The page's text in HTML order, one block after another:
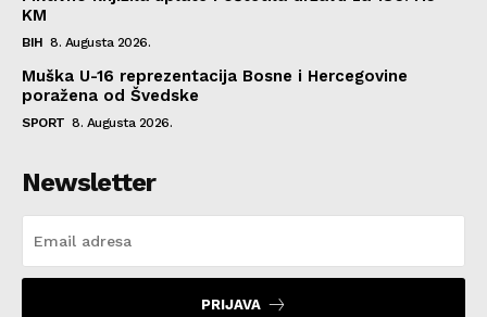
KM
BIH 8. Augusta 2026.
Muška U-16 reprezentacija Bosne i Hercegovine
poražena od Švedske
SPORT 8. Augusta 2026.
Newsletter
PRIJAVA